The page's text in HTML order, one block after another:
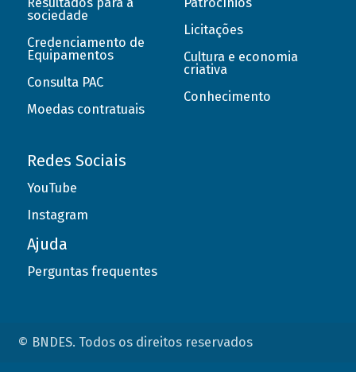
sociedade
Credenciamento de
Equipamentos
Consulta PAC
Moedas contratuais
Licitações
Cultura e economia
criativa
Conhecimento
Redes Sociais
YouTube
Instagram
Ajuda
Perguntas frequentes
© BNDES. Todos os direitos reservados